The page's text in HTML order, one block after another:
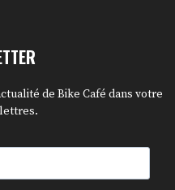
de Bike Café dans votre